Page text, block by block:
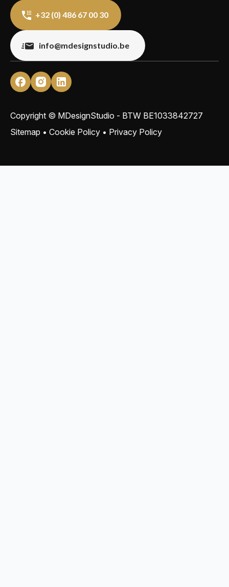
+32 (0) 486 67 00 30
info@mdesignstudio.be
Copyright © MDesignStudio - BTW BE1033842727
Sitemap • Cookie Policy • Privacy Policy